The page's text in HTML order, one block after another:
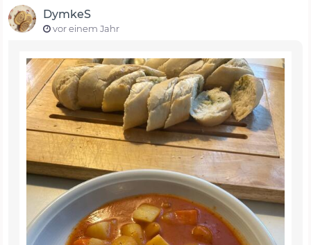
DymkeS
vor einem Jahr